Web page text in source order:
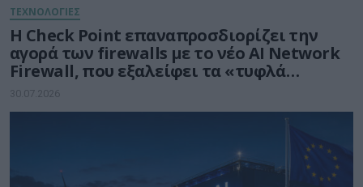
ΤΕΧΝΟΛΟΓΙΕΣ
Η Check Point επαναπροσδιορίζει την
αγορά των firewalls με το νέο AI Network
Firewall, που εξαλείφει τα «τυφλά
σημεία» της Τεχνητής Νοημοσύνης σε
κάθε δίκτυο
30.07.2026